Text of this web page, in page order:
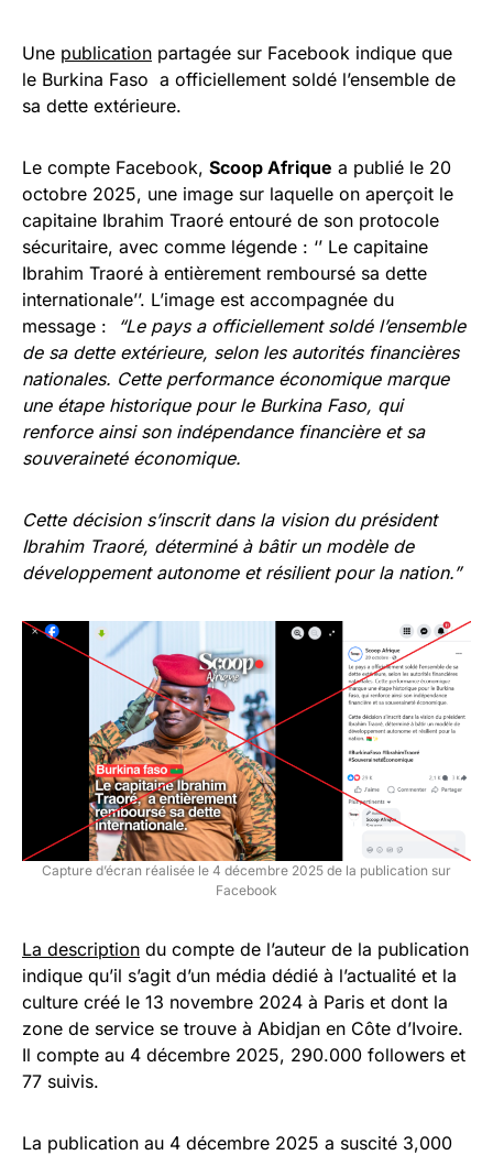
Une publication partagée sur Facebook indique que
le Burkina Faso a officiellement soldé l’ensemble de
sa dette extérieure.
Le compte Facebook, Scoop Afrique a publié le 20
octobre 2025, une image sur laquelle on aperçoit le
capitaine Ibrahim Traoré entouré de son protocole
sécuritaire, avec comme légende : ‘’ Le capitaine
Ibrahim Traoré à entièrement remboursé sa dette
internationale’’. L’image est accompagnée du
message :
“Le pays a officiellement soldé l’ensemble
de sa dette extérieure, selon les autorités financières
nationales. Cette performance économique marque
une étape historique pour le Burkina Faso, qui
renforce ainsi son indépendance financière et sa
souveraineté économique.
Cette décision s’inscrit dans la vision du président
Ibrahim Traoré, déterminé à bâtir un modèle de
développement autonome et résilient pour la nation.”
Capture d’écran réalisée le 4 décembre 2025 de la publication sur
Facebook
La description du compte de l’auteur de la publication
indique qu’il s’agit d’un média dédié à l’actualité et la
culture créé le 13 novembre 2024 à Paris et dont la
zone de service se trouve à Abidjan en Côte d’Ivoire.
Il compte au 4 décembre 2025, 290.000 followers et
77 suivis.
La publication au 4 décembre 2025 a suscité 3,000